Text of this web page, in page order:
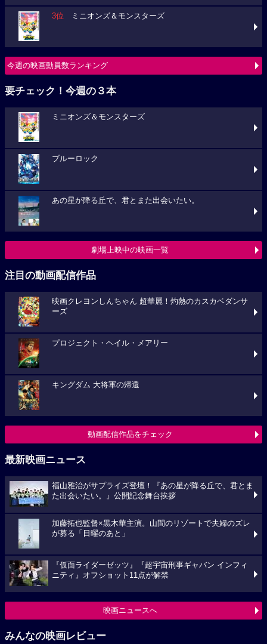
3位 ミニオンズ＆モンスターズ
今週の映画動員数ランキング
要チェック！今週の３本
ミニオンズ＆モンスターズ
ブルーロック
あの星が降る丘で、君とまた出会いたい。
劇場上映中の映画一覧
注目の動画配信作品
映画クレヨンしんちゃん 超華麗！灼熱のカスカベダンサ
ーズ
プロジェクト・ヘイル・メアリー
キングダム 大将軍の帰還
動画配信作品をチェック
最新映画ニュース
福山雅治がサプライズ登壇！『あの星が降る丘で、君とま
た出会いたい。』公開記念舞台挨拶
加藤拓也監督×黒木華主演。山間のリゾートで夫婦のズレ
が募る「日曜のあと」
『仮面ライダーゼッツ』『超宇宙刑事ギャバン インフィ
ニティ』オフショット11点が解禁
映画ニュースへ
みんなの映画レビュー